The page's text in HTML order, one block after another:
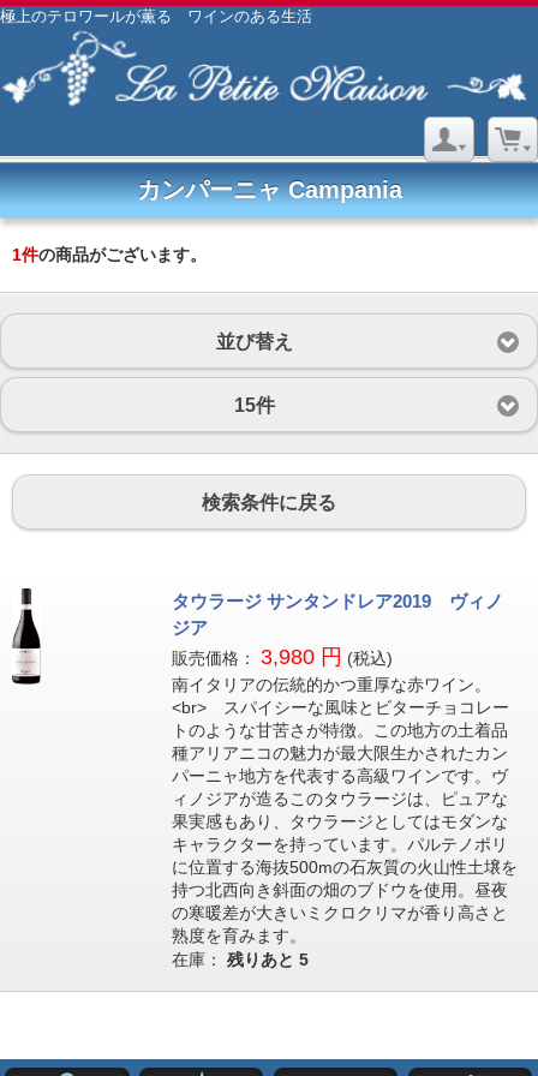
極上のテロワールが薫る ワインのある生活
カンパーニャ Campania
1件の商品がございます。
並び替え
15件
検索条件に戻る
タウラージ サンタンドレア2019 ヴィノ
ジア
販売価格： 3,980 円 (税込)
南イタリアの伝統的かつ重厚な赤ワイン。
<br> スパイシーな風味とビターチョコレー
トのような甘苦さが特徴。この地方の土着品
種アリアニコの魅力が最大限生かされたカン
パーニャ地方を代表する高級ワインです。ヴ
ィノジアが造るこのタウラージは、ピュアな
果実感もあり、タウラージとしてはモダンな
キャラクターを持っています。パルテノポリ
に位置する海抜500mの石灰質の火山性土壌を
持つ北西向き斜面の畑のブドウを使用。昼夜
の寒暖差が大きいミクロクリマが香り高さと
熟度を育みます。
在庫： 残りあと 5